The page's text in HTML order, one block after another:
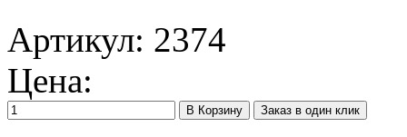
Артикул: 2374
Цена:
Заказ в один клик